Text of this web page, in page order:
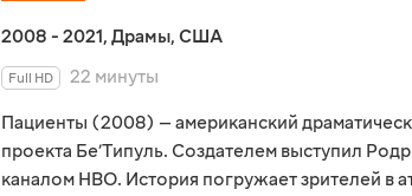
2008 - 2021, Драмы, США
Full HD
22 минуты
Пациенты (2008) — американский
проекта Бе’Типуль. Создателем выступил
каналом HBO. История погружает зрителей в